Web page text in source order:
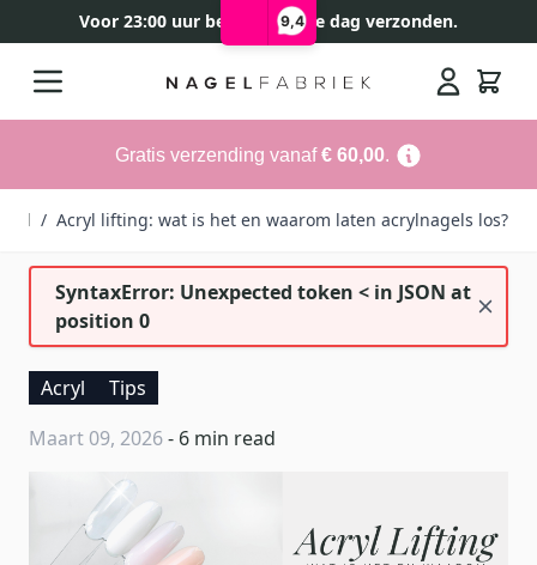
9,4
Voor 23:00 uur besteld, zelfde dag verzonden.
Gratis verzending vanaf€ 60,00.
/ Acryl lifting: wat is het en waarom laten acrylnagels los?
SyntaxError: Unexpected token < in JSON at
position 0
Acryl
Tips
Maart 09, 2026- 6 min read